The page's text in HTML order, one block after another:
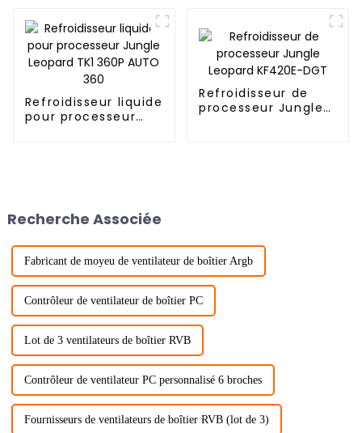
ventilateur PWM
Digital ARGB Jungle
Leopard
Refroidisseur liquide
pour processeur
Refroidisseur de
processeur Jungle
Recherche Associée
Fabricant de moyeu de ventilateur de boîtier Argb
Contrôleur de ventilateur de boîtier PC
Lot de 3 ventilateurs de boîtier RVB
Contrôleur de ventilateur PC personnalisé 6 broches
Fournisseurs de ventilateurs de boîtier RVB (lot de 3)